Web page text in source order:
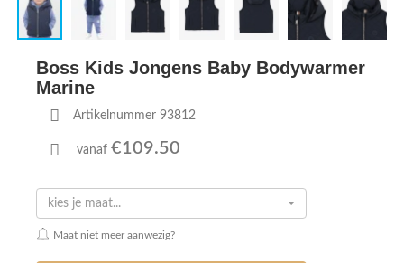
Boss Kids Jongens Baby Bodywarmer
Marine
Artikelnummer 93812
vanaf €109.50
kies je maat...
Maat niet meer aanwezig?